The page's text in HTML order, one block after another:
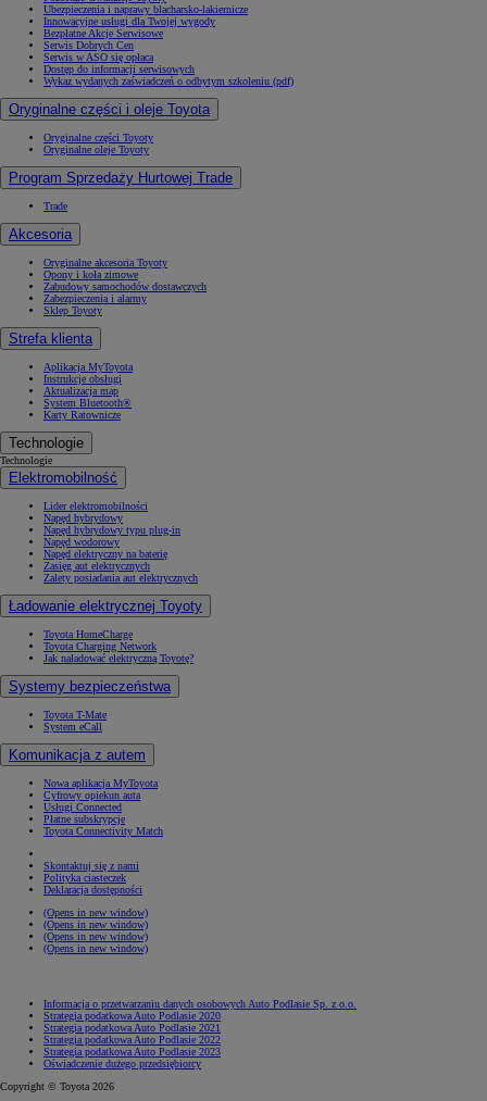
Ubezpieczenia i naprawy blacharsko-lakiernicze
Innowacyjne usługi dla Twojej wygody
Bezpłatne Akcje Serwisowe
Serwis Dobrych Cen
Serwis w ASO się opłaca
Dostęp do informacji serwisowych
Wykaz wydanych zaświadczeń o odbytym szkoleniu (pdf)
Oryginalne części i oleje Toyota
Oryginalne części Toyoty
Oryginalne oleje Toyoty
Program Sprzedaży Hurtowej Trade
Trade
Akcesoria
Oryginalne akcesoria Toyoty
Opony i koła zimowe
Zabudowy samochodów dostawczych
Zabezpieczenia i alarmy
Sklep Toyoty
Strefa klienta
Aplikacja MyToyota
Instrukcje obsługi
Aktualizacja map
System Bluetooth®
Karty Ratownicze
Technologie
Technologie
Elektromobilność
Lider elektromobilności
Napęd hybrydowy
Napęd hybrydowy typu plug-in
Napęd wodorowy
Napęd elektryczny na baterię
Zasięg aut elektrycznych
Zalety posiadania aut elektrycznych
Ładowanie elektrycznej Toyoty
Toyota HomeCharge
Toyota Charging Network
Jak naładować elektryczną Toyotę?
Systemy bezpieczeństwa
Toyota T-Mate
System eCall
Komunikacja z autem
Nowa aplikacja MyToyota
Cyfrowy opiekun auta
Usługi Connected
Płatne subskrypcje
Toyota Connectivity Match
Skontaktuj się z nami
Polityka ciasteczek
Deklaracja dostępności
(Opens in new window)
(Opens in new window)
(Opens in new window)
(Opens in new window)
Informacja o przetwarzaniu danych osobowych Auto Podlasie Sp. z o.o.
Strategia podatkowa Auto Podlasie 2020
Strategia podatkowa Auto Podlasie 2021
Strategia podatkowa Auto Podlasie 2022
Strategia podatkowa Auto Podlasie 2023
Oświadczenie dużego przedsiębiorcy
Copyright © Toyota 2026